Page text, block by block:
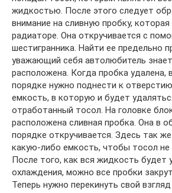
жидкостью. После этого следует
внимание на сливную пробку,
радиаторе. Она откручивается с
шестигранника. Найти ее предельно
уважающий себя автолюбитель
расположена. Когда пробка удалена,
порядке нужно поднести к
емкость, в которую и будет
отработанный тосол. На головке
расположена сливная пробка. Она в
порядке откручивается. Здесь так
какую-либо емкость, чтобы тосол не
После того, как вся жидкость будет
охлаждения, можно все пробки
Теперь нужно перекинуть свой